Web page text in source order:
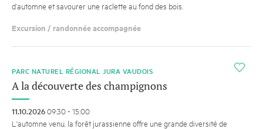
d’automne et savourer une raclette au fond des bois.
Excursion / randonnée accompagnée
i
PARC NATUREL RÉGIONAL JURA VAUDOIS
A la découverte des champignons
11.10.202609:30 - 15:00
L'automne venu, la forêt jurassienne offre une grande diversité de